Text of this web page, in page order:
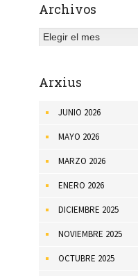
Archivos
Elegir el mes
Arxius
JUNIO 2026
MAYO 2026
MARZO 2026
ENERO 2026
DICIEMBRE 2025
NOVIEMBRE 2025
OCTUBRE 2025